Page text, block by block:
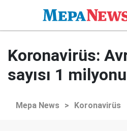
Koronavirüs:
sayısı 1
Mepa News > Koronavirüs